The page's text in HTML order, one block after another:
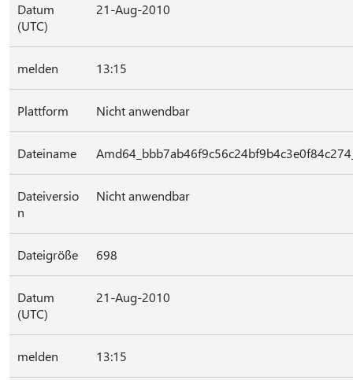
Datum
(UTC)
21-Aug-2010
melden 13:15
Plattform Nicht anwendbar
Dateiname
Dateiversio
n
Nicht anwendbar
Dateigröße 698
Datum
(UTC)
21-Aug-2010
melden 13:15